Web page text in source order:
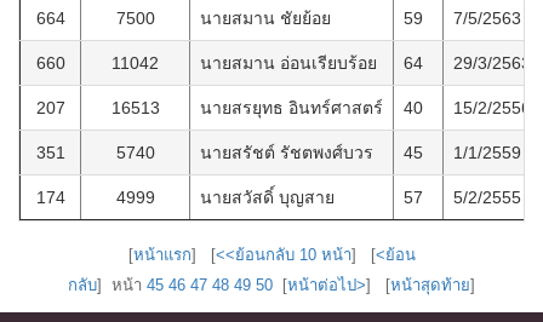
664 7500 นายสมาน ชัยย้อย 59 7/5/2563
660 11042 นายสมาน อ่อนเรียบร้อย 64 29/3/2563
207 16513 นายสรยุทธ อินทร์ศาสตร์ 40 15/2/2556
351 5740 นายสรัชต์ รัชตพงศ์บวร 45 1/1/2559
174 4999 นายสวัสดิ์ บุญสาย 57 5/2/2555
[หน้าแรก] [<<ย้อนกลับ 10 หน้า] [<ย้อน
กลับ] หน้า 45 46 47 48 49 50 [หน้าต่อไป>] [หน้าสุดท้าย]